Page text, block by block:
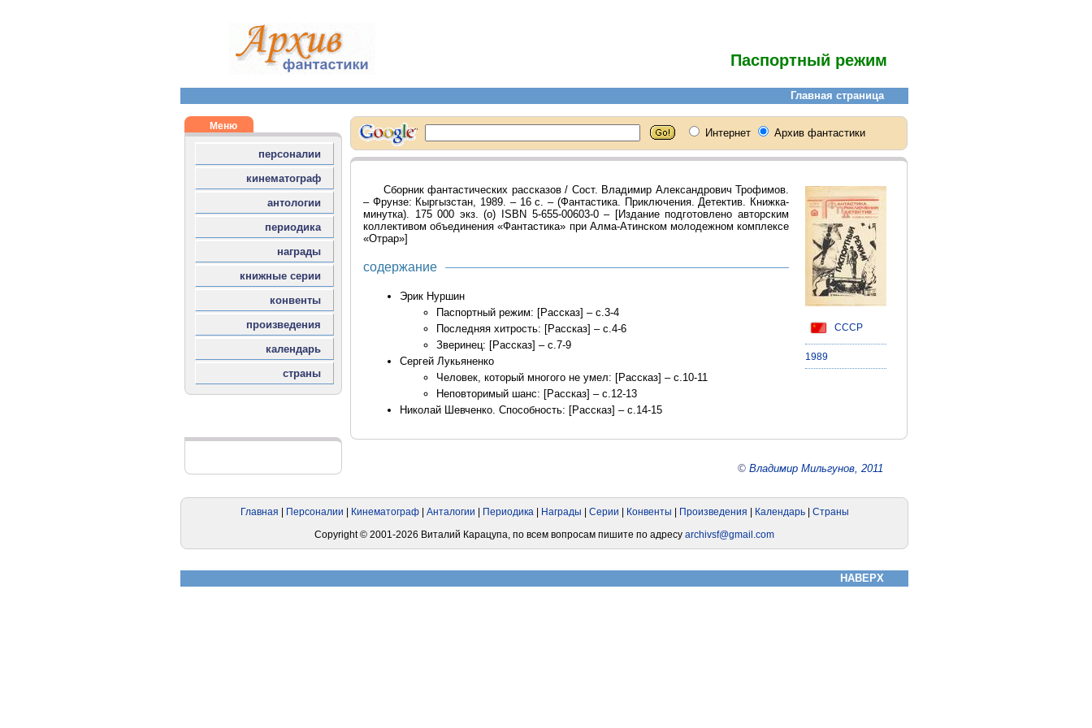
Паспортный режим
СССР
1989
Сборник фантастических рассказов / Сост. Владимир Александрович Трофимов.
– Фрунзе: Кыргызстан, 1989. – 16 с. – (Фантастика. Приключения. Детектив. Книжка-
минутка). 175 000 экз. (о) ISBN 5-655-00603-0 – [Издание подготовлено авторским
коллективом объединения «Фантастика» при Алма-Атинском молодежном комплексе
«Отрар»]
содержание
Эрик Нуршин
Паспортный режим: [Рассказ] – с.3-4
Последняя хитрость: [Рассказ] – с.4-6
Зверинец: [Рассказ] – с.7-9
Сергей Лукьяненко
Человек, который многого не умел: [Рассказ] – с.10-11
Неповторимый шанс: [Рассказ] – с.12-13
Николай Шевченко. Способность: [Рассказ] – с.14-15
© Владимир Мильгунов, 2011
НАВЕРХ